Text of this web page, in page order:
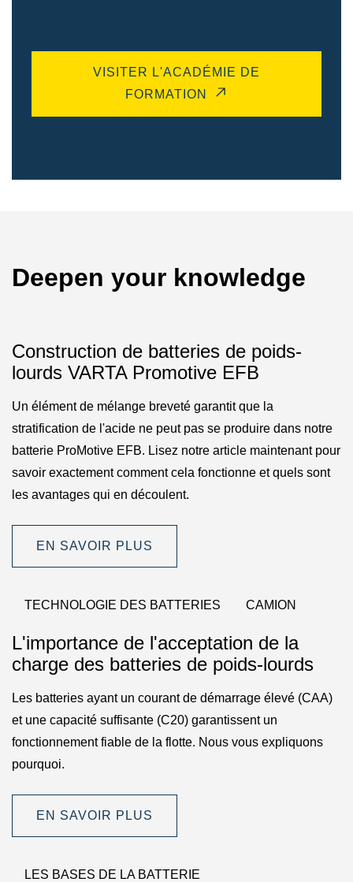
VISITER L'ACADÉMIE DE
FORMATION
Deepen your knowledge
Construction de batteries de poids-
lourds VARTA Promotive EFB
Un élément de mélange breveté garantit que la
stratification de l'acide ne peut pas se produire dans notre
batterie ProMotive EFB. Lisez notre article maintenant pour
savoir exactement comment cela fonctionne et quels sont
les avantages qui en découlent.
EN SAVOIR PLUS
TECHNOLOGIE DES BATTERIES CAMION
L'importance de l'acceptation de la
charge des batteries de poids-lourds
Les batteries ayant un courant de démarrage élevé (CAA)
et une capacité suffisante (C20) garantissent un
fonctionnement fiable de la flotte. Nous vous expliquons
pourquoi.
EN SAVOIR PLUS
LES BASES DE LA BATTERIE